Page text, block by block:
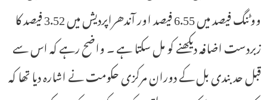
ووٹنگ فیصد میں 6.55 فیصد اور آندھراپردیش میں 3.52 فیصد کا
زبردست اضافہ دیکھنے کو مل سکتا ہے ۔ واضح رہے کہ اس سے
قبل حد بندی بل کے دوران مرکزی حکومت نے اشارہ دیا تھا کہ